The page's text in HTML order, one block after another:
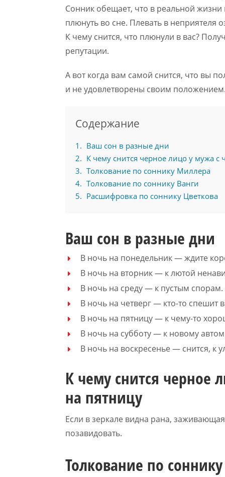
Сонник обещает, что в реальной жизни
плюнуть во сне. Плевать в неприятеля
К чему снится, что плюнули в вас?
репутации.
А вот когда вам самой снится, что вы
и не удовлетворены своим
Содержание
1
Ваш сон в разные дни
2
К чему снится черное лицо у мужа с
3
Толкование по соннику Миллера
4
Толкование по соннику Ванги
5
Расшифровка по соннику Цветкова
Ваш сон в разные дни
В ночь на понедельник — ждите
В ночь на вторник — к лютой
В ночь на среду — к пустым спорам.
В ночь на четверг — кто-то спешит
В ночь на пятницу — к чему-то
В ночь на субботу — к новому
В ночь на воскресенье — снится, к
К чему снится черное
на пятницу
Если в зеркале видна рана,
позавидовать.
Толкование по